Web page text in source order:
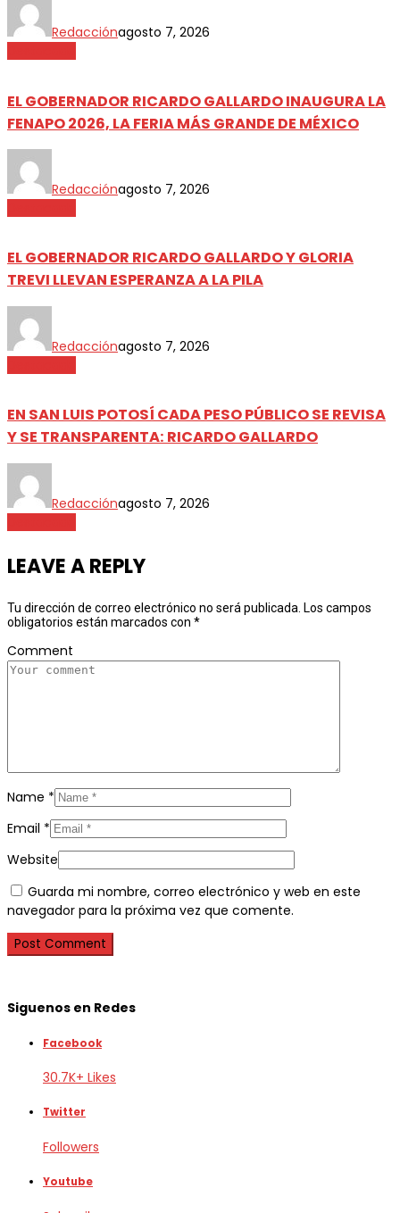
Redacciónagosto 7, 2026
EL GOBERNADOR RICARDO GALLARDO INAUGURA LA
FENAPO 2026, LA FERIA MÁS GRANDE DE MÉXICO
Redacciónagosto 7, 2026
EL GOBERNADOR RICARDO GALLARDO Y GLORIA
TREVI LLEVAN ESPERANZA A LA PILA
Redacciónagosto 7, 2026
EN SAN LUIS POTOSÍ CADA PESO PÚBLICO SE REVISA
Y SE TRANSPARENTA: RICARDO GALLARDO
Redacciónagosto 7, 2026
LEAVE A REPLY
Tu dirección de correo electrónico no será publicada. Los campos
obligatorios están marcados con *
Comment
Name *
Email *
Website
Guarda mi nombre, correo electrónico y web en este
navegador para la próxima vez que comente.
Siguenos en Redes
Facebook
30.7K+ Likes
Twitter
Followers
Youtube